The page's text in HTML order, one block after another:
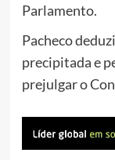
Parlamento.
Pacheco
precipitada e
prejulgar o